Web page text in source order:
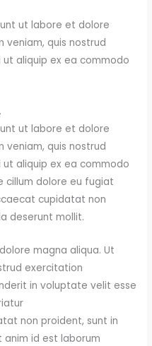
ut labore et dolore
veniam, quis nostrud
aliquip ex ea commodo
ut labore et dolore
veniam, quis nostrud
aliquip ex ea commodo
cillum dolore eu fugiat
cupidatat non
deserunt mollit.
magna aliqua. Ut
exercitation
in voluptate velit esse
non proident, sunt in
id est laborum